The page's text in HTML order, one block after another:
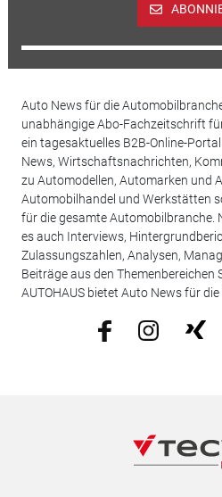
Auto News für die
unabhängige Abo-Fachzeitschrift
ein tagesaktuelles B2B-Online-
News, Wirtschaftsnachrichten,
zu Automodellen, Automarken und
Automobilhandel und Werkstätten
für die gesamte Automobilbranche.
es auch Interviews,
Zulassungszahlen, Analysen,
Beiträge aus den Themenbereichen
AUTOHAUS bietet Auto News für